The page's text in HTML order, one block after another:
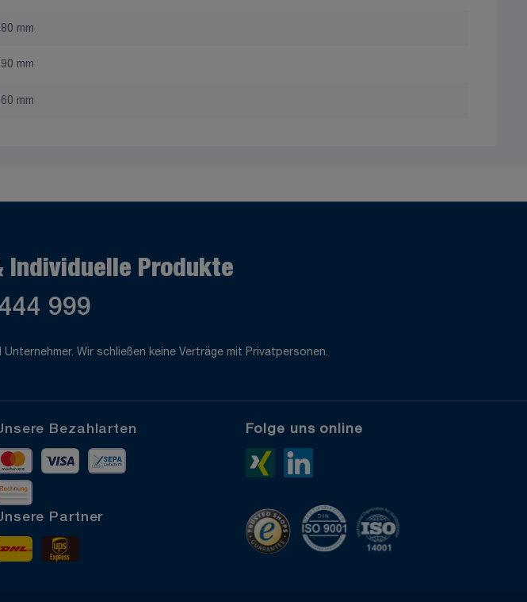
mm
mm
mm
Individuelle Produkte
999
Wir schließen keine Verträge mit Privatpersonen.
Bezahlarten
MastercardVisa Vorkasse
Rechnung
Partner
DHL
Folge uns online
Xing>
TrustedShopsISO 9001 zertifiziert